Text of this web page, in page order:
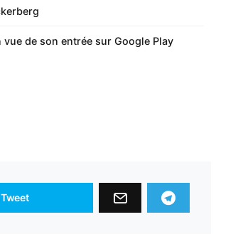
de son entrée sur Google Play
Tweet